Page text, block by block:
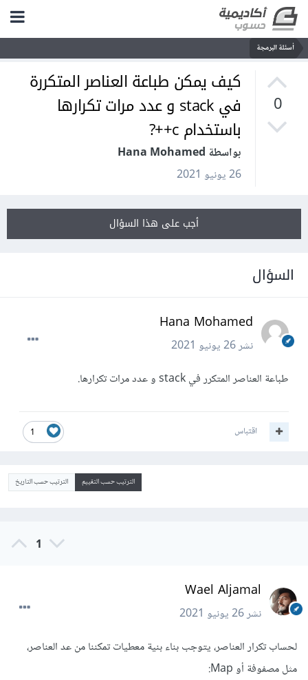
أسئلة البرمجة
0
كيف يمكن طباعة العناصر المتكررة
في stack و عدد مرات تكرارها
باستخدام c++?
بواسطة Hana Mohamed
26 يونيو 2021
أجب على هذا السؤال
السؤال
Hana Mohamed
نشر26 يونيو 2021
طباعة العناصر المتكرر في stack و عدد مرات تكرارها.
1 اقتباس
الترتيب حسب التقييم الترتيب حسب التاريخ
1
Wael Aljamal
نشر26 يونيو 2021
لحساب تكرار العناصر، يتوجب بناء بنية معطيات تمكننا من عد العناصر،
مثل مصفوفة أو Map: